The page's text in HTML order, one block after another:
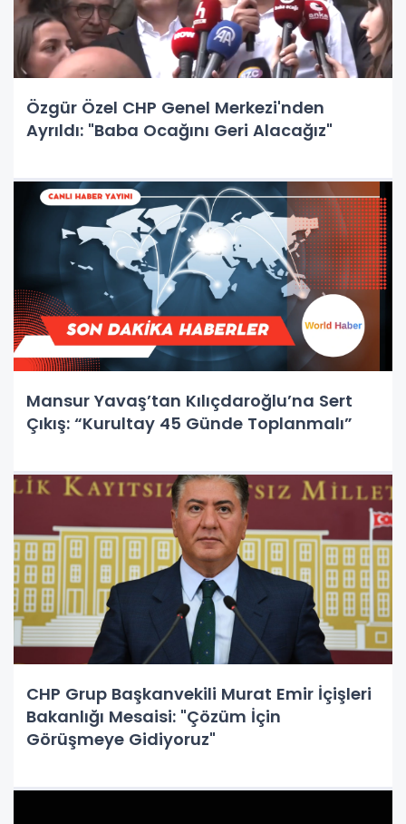
Özgür Özel CHP Genel Merkezi'nden
Ayrıldı: "Baba Ocağını Geri Alacağız"
Mansur Yavaş’tan Kılıçdaroğlu’na Sert
Çıkış: “Kurultay 45 Günde Toplanmalı”
CHP Grup Başkanvekili Murat Emir İçişleri
Bakanlığı Mesaisi: "Çözüm İçin
Görüşmeye Gidiyoruz"